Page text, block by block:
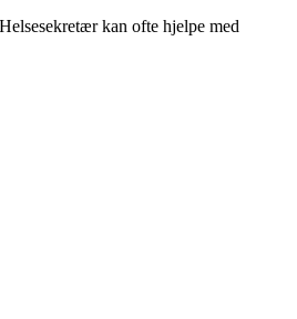
kan ofte hjelpe med